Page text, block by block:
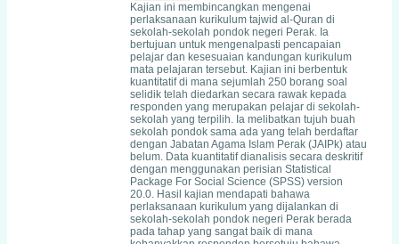
Kajian ini membincangkan mengenai
perlaksanaan kurikulum tajwid al-Quran di
sekolah-sekolah pondok negeri Perak. Ia
bertujuan untuk mengenalpasti pencapaian
pelajar dan kesesuaian kandungan kurikulum
mata pelajaran tersebut. Kajian ini berbentuk
kuantitatif di mana sejumlah 250 borang soal
selidik telah diedarkan secara rawak kepada
responden yang merupakan pelajar di sekolah-
sekolah yang terpilih. Ia melibatkan tujuh buah
sekolah pondok sama ada yang telah berdaftar
dengan Jabatan Agama Islam Perak (JAIPk) atau
belum. Data kuantitatif dianalisis secara deskritif
dengan menggunakan perisian Statistical
Package For Social Science (SPSS) version
20.0. Hasil kajian mendapati bahawa
perlaksanaan kurikulum yang dijalankan di
sekolah-sekolah pondok negeri Perak berada
pada tahap yang sangat baik di mana